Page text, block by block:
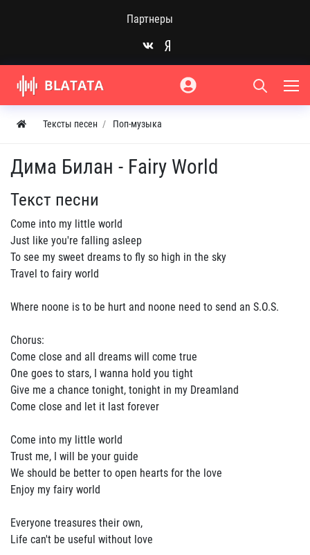
Партнеры
Тексты песен Поп-музыка
Дима Билан - Fairy World
Текст песни
Come into my little world
Just like you're falling asleep
To see my sweet dreams to fly so high in the sky
Travel to fairy world
Where noone is to be hurt and noone need to send an S.O.S.
Chorus:
Come close and all dreams will come true
One goes to stars, I wanna hold you tight
Give me a chance tonight, tonight in my Dreamland
Come close and let it last forever
Come into my little world
Trust me, I will be your guide
We should be better to open hearts for the love
Enjoy my fairy world
Everyone treasures their own,
Life can't be useful without love